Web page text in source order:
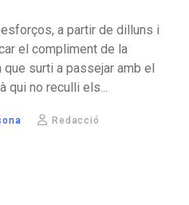
a partir de dilluns i
el compliment de la
surti a passejar amb el
qui no reculli els...
Redacció